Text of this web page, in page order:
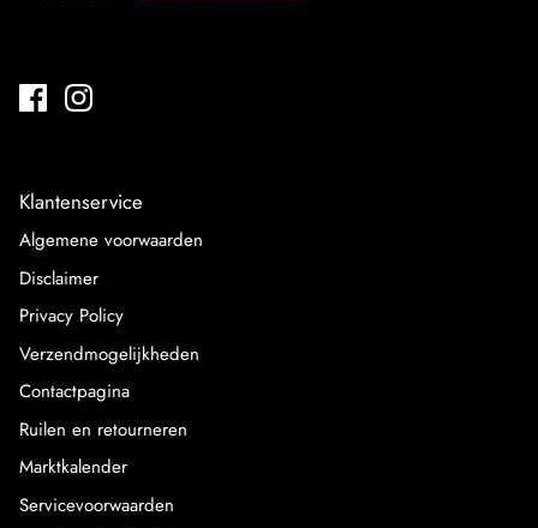
Klantenservice
Algemene voorwaarden
Disclaimer
Privacy Policy
Verzendmogelijkheden
Contactpagina
Ruilen en retourneren
Marktkalender
Servicevoorwaarden